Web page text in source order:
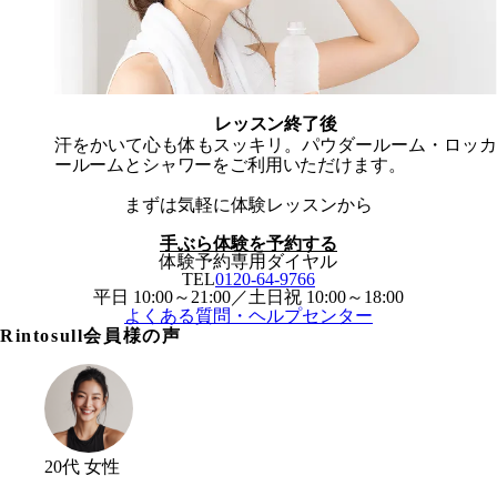
レッスン終了後
汗をかいて心も体もスッキリ。パウダールーム・ロッカ
ールームとシャワーをご利用いただけます。
まずは気軽に体験レッスンから
手ぶら体験を予約する
体験予約専用ダイヤル
TEL0120-64-9766
平日 10:00～21:00／土日祝 10:00～18:00
よくある質問・ヘルプセンター
Rintosull会員様の声
20代 女性